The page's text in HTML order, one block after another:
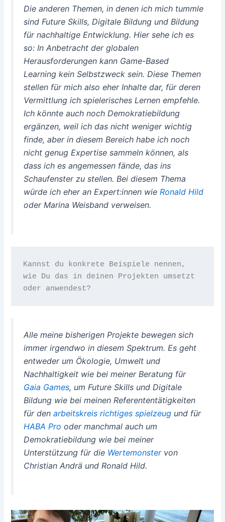
Die anderen Themen, in denen ich mich tummle
sind Future Skills, Digitale Bildung und Bildung
für nachhaltige Entwicklung. Hier sehe ich es
so: In Anbetracht der globalen
Herausforderungen kann Game-Based
Learning kein Selbstzweck sein. Diese Themen
stellen für mich also eher Inhalte dar, für deren
Vermittlung ich spielerisches Lernen empfehle.
Ich könnte auch noch Demokratiebildung
ergänzen, weil ich das nicht weniger wichtig
finde, aber in diesem Bereich habe ich noch
nicht genug Expertise sammeln können, als
dass ich es angemessen fände, das ins
Schaufenster zu stellen. Bei diesem Thema
würde ich eher an Expert:innen wie Ronald Hild
oder Marina Weisband verweisen.
Kannst du konkrete Beispiele nennen,
wie Du das in deinen Projekten umsetzt
oder anwendest?
Alle meine bisherigen Projekte bewegen sich
immer irgendwo in diesem Spektrum. Es geht
entweder um Ökologie, Umwelt und
Nachhaltigkeit wie bei meiner Beratung für
Gaia Games, um Future Skills und Digitale
Bildung wie bei meinen Referententätigkeiten
für denarbeitskreis richtiges spielzeug und für
HABA Pro oder manchmal auch um
Demokratiebildung wie bei meiner
Unterstützung für die Wertemonstervon
Christian Andrä und Ronald Hild.